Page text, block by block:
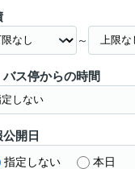
～
バス停からの時間
開日
指定しない 本日